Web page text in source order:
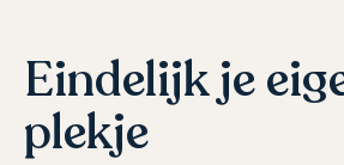
Eindelijk je
plekje